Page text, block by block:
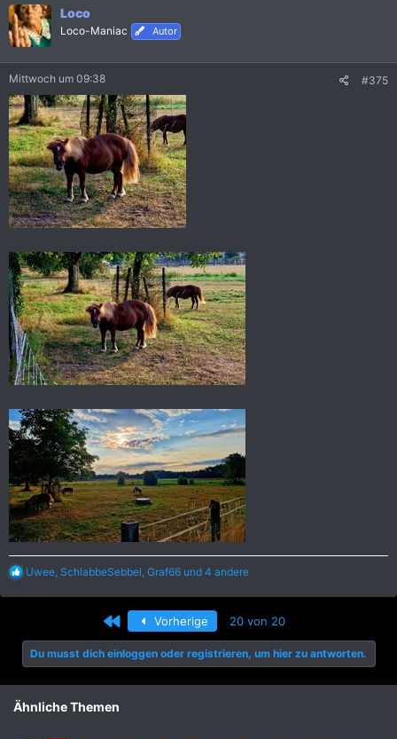
t
i
o
n
:
Loco
Loco-Maniac Autor
Mittwoch um 09:38 #375
R
a
i
o
n
e
:
Uwee SchlabbeSebbel Graf66 und 4 andere
Erste Vorherige 20 von 20
Du musst dich einloggen oder registrieren, um hier zu antworten.
Ähnliche Themen